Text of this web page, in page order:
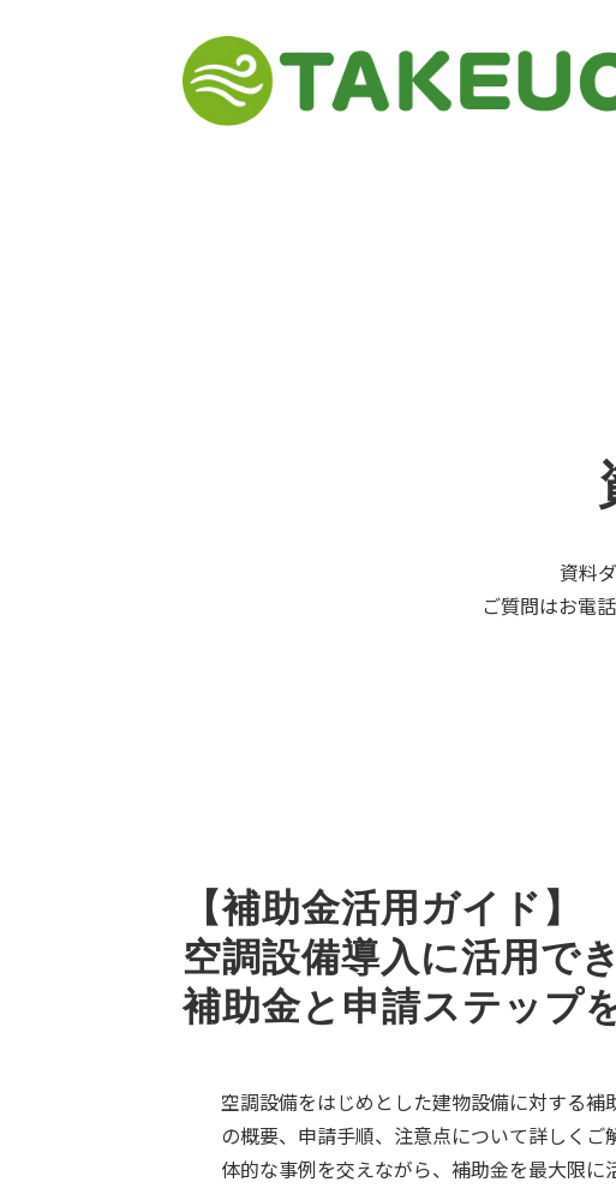
資料
ご質問はお電
【補助金活用ガイド】
空調設備導入に活用で
補助金と申請ステップ
空調設備をはじめとした建物設備に対する補
の概要、申請手順、注意点について詳しくご
体的な事例を交えながら、補助金を最大限に